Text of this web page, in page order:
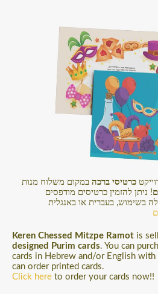
כרטיסי ברכה במקום משלוח מנות
! ניתן להזמין כרטיסים מודפסים
Keren Chessed Mitzpe Ramot is
designed Purim cards. You can
cards in Hebrew and/or English
can order printed cards.
Click here to order your cards now!!